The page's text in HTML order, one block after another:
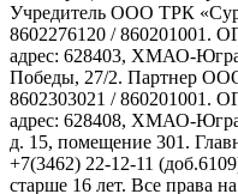
Учредитель ООО ТРК
8602276120 / 860201001.
адрес: 628403, ХМАО-
Победы, 27/2. Партнер
8602303021 / 860201001.
адрес: 628408, ХМАО-
д. 15, помещение 301.
+7(3462) 22-12-11
старше 16 лет. Все права